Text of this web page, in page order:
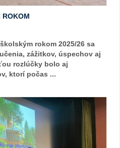
ROKOM
rokom 2025/26 sa
zážitkov, úspechov aj
rozlúčky bolo aj
ktorí počas ...